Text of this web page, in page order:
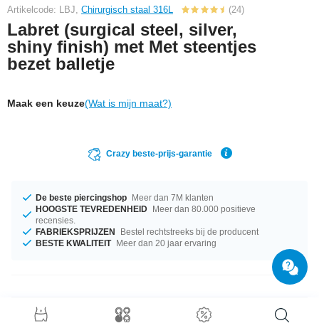
Artikelcode: LBJ, Chirurgisch staal 316L (24)
Labret (surgical steel, silver,
shiny finish) met Met steentjes
bezet balletje
Maak een keuze(Wat is mijn maat?)
Crazy beste-prijs-garantie
De beste piercingshop Meer dan 7M klanten
HOOGSTE TEVREDENHEID Meer dan 80.000 positieve
recensies.
FABRIEKSPRIJZEN
Bestel rechtstreeks bij de producent
BESTE KWALITEIT Meer dan 20 jaar ervaring
Productgegevens